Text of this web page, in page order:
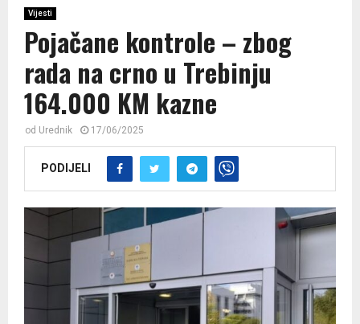
Vijesti
Pojačane kontrole – zbog
rada na crno u Trebinju
164.000 KM kazne
od Urednik 17/06/2025
PODIJELI